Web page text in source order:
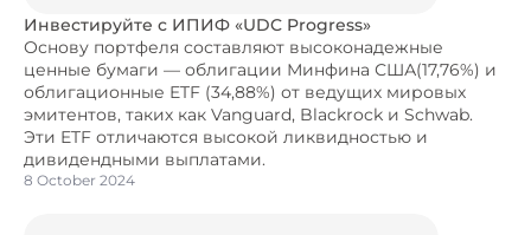
Инвестируйте с ИПИФ «UDC Progress»
Основу портфеля составляют высоконадежные
ценные бумаги — облигации Минфина США(17,76%) и
облигационные ETF (34,88%) от ведущих мировых
эмитентов, таких как Vanguard, Blackrock и Schwab.
Эти ETF отличаются высокой ликвидностью и
дивидендными выплатами.
8 October 2024